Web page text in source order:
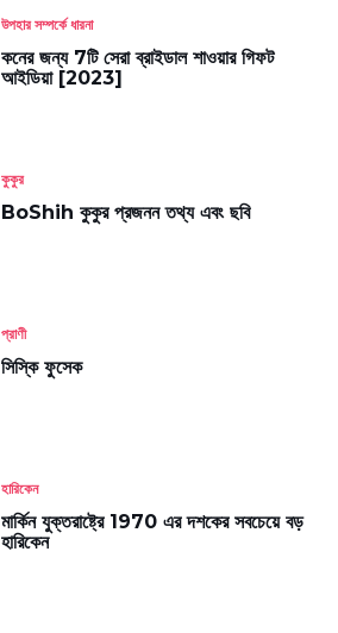
উপহার সম্পর্কে ধারনা
কনের জন্য 7টি সেরা ব্রাইডাল শাওয়ার গিফট
আইডিয়া [2023]
কুকুর
BoShih কুকুর প্রজনন তথ্য এবং ছবি
প্রাণী
সিস্কি ফুসেক
হারিকেন
মার্কিন যুক্তরাষ্ট্রে 1970 এর দশকের সবচেয়ে বড়
হারিকেন